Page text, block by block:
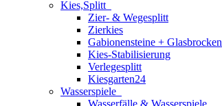
Kies,Splitt
Zier- & Wegesplitt
Zierkies
Gabionensteine + Glasbrocken
Kies-Stabilisierung
Verlegesplitt
Kiesgarten24
Wasserspiele
Wasserfälle & Wasserspiele